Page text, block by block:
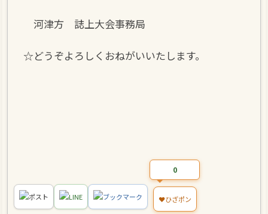
河津方 誌上大会事務局
☆どうぞよろしくおねがいいたします。
ポスト LINE ブックマーク
0
❤️ひざポン